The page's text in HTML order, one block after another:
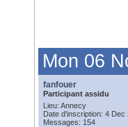
Mon 06
fanfouer
Participant assidu
Lieu: Annecy
Date d'inscription: 4 Dec
Messages: 154